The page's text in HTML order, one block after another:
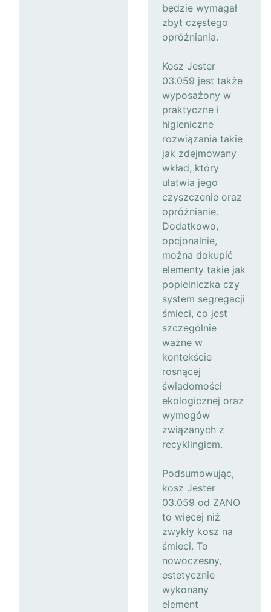
będzie wymagał
zbyt częstego
opróżniania.
Kosz Jester
03.059 jest także
wyposażony w
praktyczne i
higieniczne
rozwiązania takie
jak zdejmowany
wkład, który
ułatwia jego
czyszczenie oraz
opróżnianie.
Dodatkowo,
opcjonalnie,
można dokupić
elementy takie jak
popielniczka czy
system segregacji
śmieci, co jest
szczególnie
ważne w
kontekście
rosnącej
świadomości
ekologicznej oraz
wymogów
związanych z
recyklingiem.
Podsumowując,
kosz Jester
03.059 od ZANO
to więcej niż
zwykły kosz na
śmieci. To
nowoczesny,
estetycznie
wykonany
element